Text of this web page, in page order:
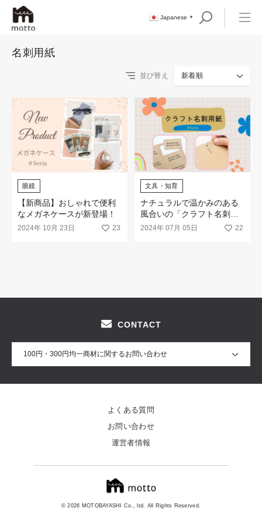
Japanese ▼
名刺用紙
並び替え 新着順
眼鏡
【新商品】おしゃれで便利
なメガネケースが新登場！
2024年 10月 23日 23
文具・知育
ナチュラルで温かみのある
風合いの「クラフト名刺用
紙」が登場！
2024年 07月 05日 22
CONTACT
100円・300円均一商材に関するお問い合わせ
© 2026 MOTOBAYASHI Co., ltd. All Rights Reserved.
よくある質問
お問い合わせ
運営者情報